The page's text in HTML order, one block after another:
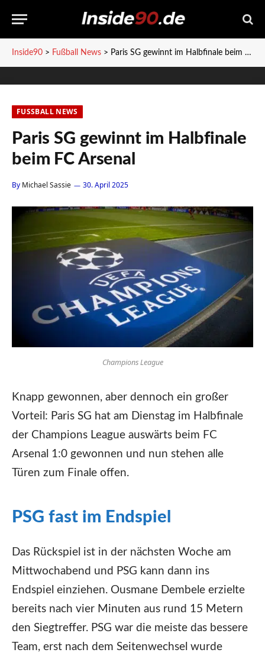
Inside90 > Fußball News > Paris SG gewinnt im Halbfinale beim FC Arsenal
FUSSBALL NEWS
Paris SG gewinnt im Halbfinale
beim FC Arsenal
By Michael Sassie 30. April 2025
Champions League
Knapp gewonnen, aber dennoch ein großer
Vorteil: Paris SG hat am Dienstag im Halbfinale
der Champions League auswärts beim FC
Arsenal 1:0 gewonnen und nun stehen alle
Türen zum Finale offen.
PSG fast im Endspiel
Das Rückspiel ist in der nächsten Woche am
Mittwochabend und PSG kann dann ins
Endspiel einziehen. Ousmane Dembele erzielte
bereits nach vier Minuten aus rund 15 Metern
den Siegtreffer. PSG war die meiste das bessere
Team, erst nach dem Seitenwechsel wurde